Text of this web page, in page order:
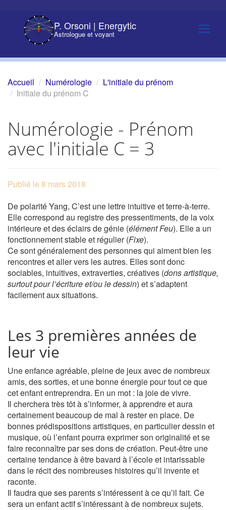
P. Orsoni | Energytic
Astrologue et voyant
Accueil Numérologie
L'initiale du prénom
Initiale du prénom C
Numérologie - Prénom
avec l'initiale C = 3
Publié le 8 mars 2018
De polarité Yang, C’est une lettre intuitive et terre-à-terre.
Elle correspond au registre des pressentiments, de la voix
intérieure et des éclairs de génie (élément Feu). Elle a un
fonctionnement stable et régulier (Fixe).
Ce sont généralement des personnes qui aiment bien les
rencontres et aller vers les autres. Elles sont donc
sociables, intuitives, extraverties, créatives (dons artistique,
surtout pour l’écriture et/ou le dessin) et s’adaptent
facilement aux situations.
Les 3 premières années de
leur vie
Une enfance agréable, pleine de jeux avec de nombreux
amis, des sorties, et une bonne énergie pour tout ce que
cet enfant entreprendra. En un mot : la joie de vivre.
Il cherchera très tôt à s’informer, à apprendre et aura
certainement beaucoup de mal à rester en place. De
bonnes prédispositions artistiques, en particulier dessin et
musique, où l’enfant pourra exprimer son originalité et se
faire reconnaître par ses dons de création. Peut-être une
certaine tendance à être bavard à l’école et intarissable
dans le récit des nombreuses histoires qu’il invente et
raconte.
Il faudra que ses parents s’intéressent à ce qu’il fait. Ce
sera un enfant actif s’intéressant à de nombreux sujets.